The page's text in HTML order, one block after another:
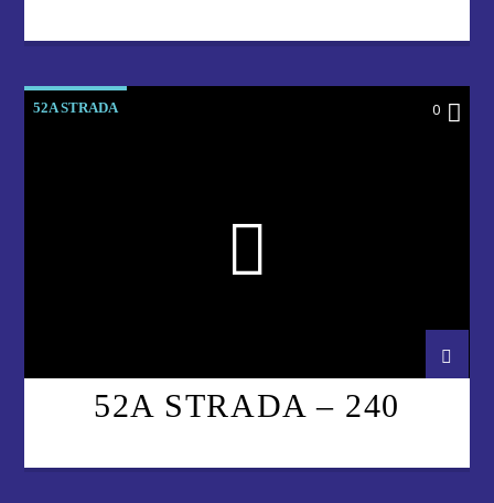
52A STRADA 0
52A STRADA – 240